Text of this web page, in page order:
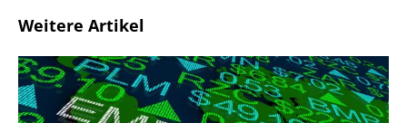
Weitere Artikel